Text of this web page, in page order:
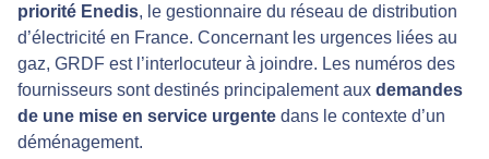
priorité Enedis, le gestionnaire du réseau de distribution
d’électricité en France. Concernant les urgences liées au
gaz, GRDF est l’interlocuteur à joindre. Les numéros des
fournisseurs sont destinés principalement aux demandes
de une mise en service urgente dans le contexte d’un
déménagement.